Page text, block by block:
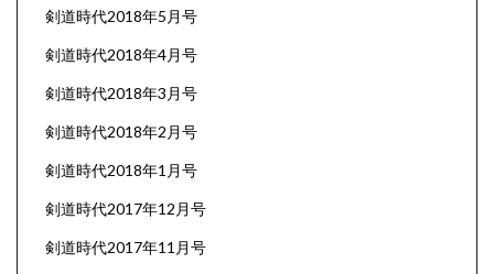
剣道時代2018年5月号
剣道時代2018年4月号
剣道時代2018年3月号
剣道時代2018年2月号
剣道時代2018年1月号
剣道時代2017年12月号
剣道時代2017年11月号